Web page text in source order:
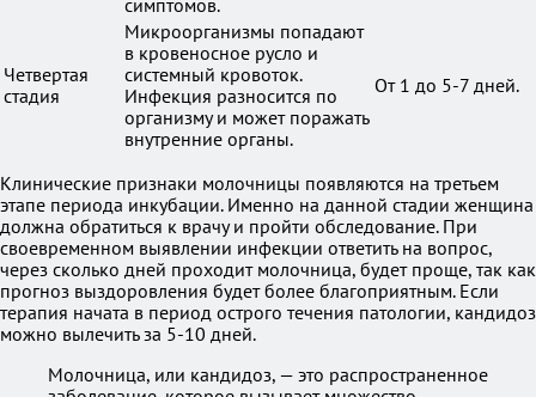
симптомов.
Четвертая
стадия
Микроорганизмы попадают
в кровеносное русло и
системный кровоток.
Инфекция разносится по
организму и может поражать
внутренние органы.
От 1 до 5-7 дней.
Клинические признаки молочницы появляются на третьем
этапе периода инкубации. Именно на данной стадии женщина
должна обратиться к врачу и пройти обследование. При
своевременном выявлении инфекции ответить на вопрос,
через сколько дней проходит молочница, будет проще, так как
прогноз выздоровления будет более благоприятным. Если
терапия начата в период острого течения патологии, кандидоз
можно вылечить за 5-10 дней.
Молочница, или кандидоз, — это распространенное